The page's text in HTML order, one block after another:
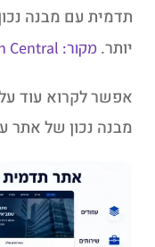
תדמית עם מבנה
יותר. מקור: Google Search Central
אפשר לקרוא עוד
מבנה נכון של אתר